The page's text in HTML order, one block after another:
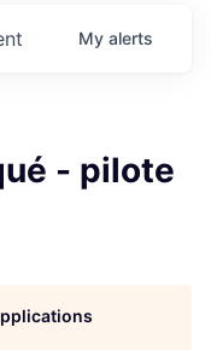
My alerts
- pilote